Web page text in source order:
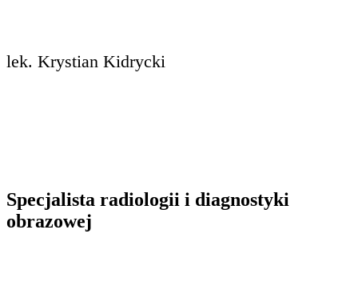
lek. Krystian Kidrycki
Specjalista radiologii i diagnostyki
obrazowej